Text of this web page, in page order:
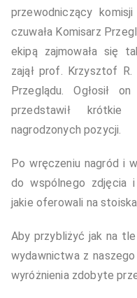
przewodniczący
czuwała Komisarz
ekipą zajmowała się
zajął prof. Krzysztof
Przeglądu. Ogłosił
przedstawił
nagrodzonych pozycji.
Po wręczeniu nagród i
do wspólnego zdjęcia
jakie oferowali na
Aby przybliżyć jak na
wydawnictwa z
wyróżnienia zdobyte